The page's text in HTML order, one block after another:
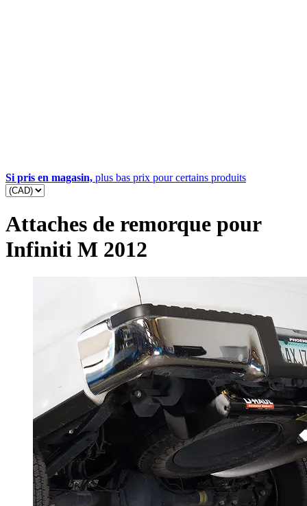
Si pris en magasin, plus bas prix pour certains produits
Attaches de remorque pour
Infiniti M 2012